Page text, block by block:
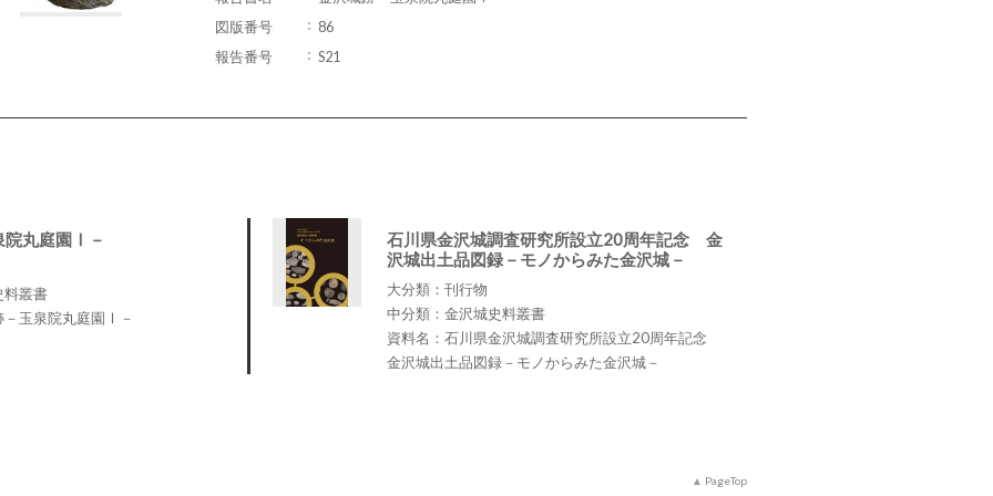
図版番号
86
報告番号
S21
院丸庭園Ⅰ－
料叢書
－玉泉院丸庭園Ⅰ－
石川県金沢城調査研究所設立20周年記念 金
沢城出土品図録－モノからみた金沢城－
大分類：刊行物
中分類：金沢城史料叢書
資料名：石川県金沢城調査研究所設立20周年記念
金沢城出土品図録－モノからみた金沢城－
PageTop